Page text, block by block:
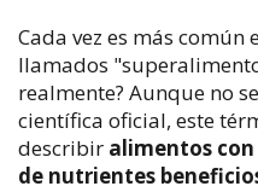
Cada vez es más común
llamados
realmente? Aunque no
científica oficial, este
describir alimentos
de nutrientes